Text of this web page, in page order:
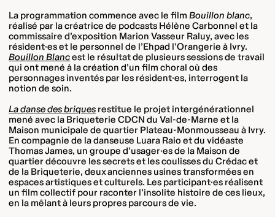
La programmation commence avec le film Bouillon blanc,
réalisé par la créatrice de podcasts Hélène Carbonnel et la
commissaire d’exposition Marion Vasseur Raluy, avec les
résident·es et le personnel de l’Ehpad l’Orangerie à Ivry.
Bouillon Blancest le résultat de plusieurs sessions de travail
qui ont mené à la création d’un film choral où des
personnages inventés par les résident·es, interrogent la
notion de soin.
La danse des briques restitue le projet intergénérationnel
mené avec la Briqueterie CDCN du Val-de-Marne et la
Maison municipale de quartier Plateau-Monmousseau à Ivry.
En compagnie de la danseuse Luara Raio et du vidéaste
Thomas James, un groupe d’usager·es de la Maison de
quartier découvre les secrets et les coulisses du Crédac et
de la Briqueterie, deux anciennes usines transformées en
espaces artistiques et culturels. Les participant·es réalisent
un film collectif pour raconter l’insolite histoire de ces lieux,
en la mêlant à leurs propres parcours de vie.